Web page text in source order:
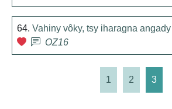
64. Vahiny vôky, tsy iharagna angady
OZ16
1 2 3